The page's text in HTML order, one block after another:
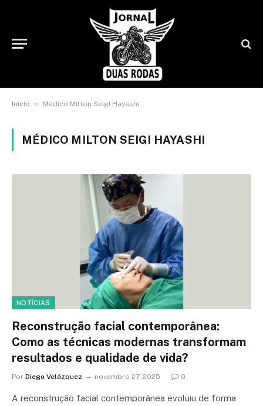
Início » Médico Milton Seigi Hayashi
MÉDICO MILTON SEIGI HAYASHI
NOTÍCIAS
Reconstrução facial contemporânea:
Como as técnicas modernas transformam
resultados e qualidade de vida?
Por Diego Velázquez novembro 27, 2025 0
A reconstrução facial contemporânea evoluiu de forma